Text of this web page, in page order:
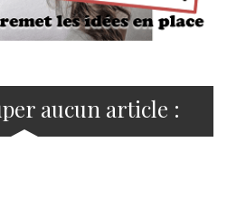
aucun article :